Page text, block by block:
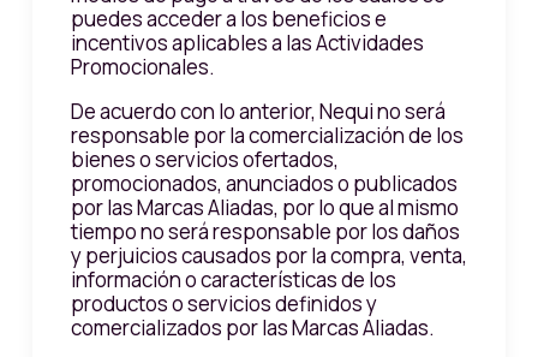
puedes acceder a los beneficios e
incentivos aplicables a las Actividades
Promocionales.
De acuerdo con lo anterior, Nequi no será
responsable por la comercialización de los
bienes o servicios ofertados,
promocionados, anunciados o publicados
por las Marcas Aliadas, por lo que al mismo
tiempo no será responsable por los daños
y perjuicios causados por la compra, venta,
información o características de los
productos o servicios definidos y
comercializados por las Marcas Aliadas.